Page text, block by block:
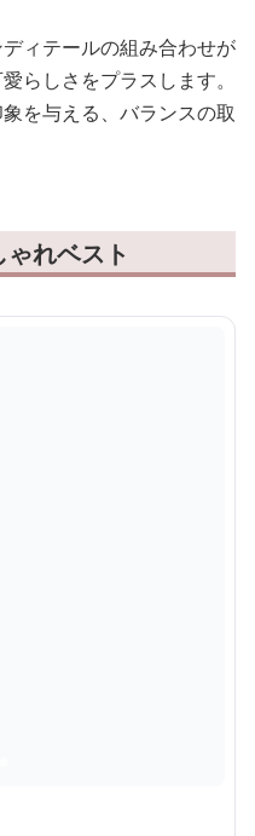
ィテールの組み合わせが
らしさをプラスします。
を与える、バランスの取
れベスト